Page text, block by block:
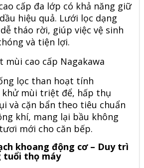
cấp đa lớp có khả năng giữ
hiệu quả. Lưới lọc dạng
tháo rời, giúp việc vệ sinh
và tiện lợi.
lọc than hoạt tính
khử mùi triệt để, hấp thụ
và cặn bẩn theo tiêu chuẩn
khí, mang lại bầu không
mới cho căn bếp.
khoang động cơ – Duy trì
tuổi thọ máy